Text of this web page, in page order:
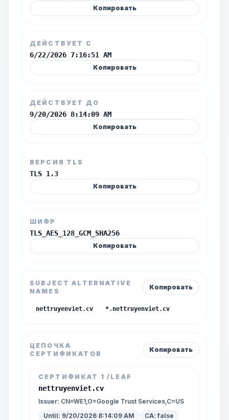
Копировать
ДЕЙСТВУЕТ С
6/22/2026 7:16:51 AM
Копировать
ДЕЙСТВУЕТ ДО
9/20/2026 8:14:09 AM
Копировать
ВЕРСИЯ TLS
TLS 1.3
Копировать
ШИФР
TLS_AES_128_GCM_SHA256
Копировать
SUBJECT ALTERNATIVE
NAMES
Копировать
nettruyenviet.cv *.nettruyenviet.cv
ЦЕПОЧКА
СЕРТИФИКАТОВ
Копировать
СЕРТИФИКАТ 1 /LEAF
nettruyenviet.cv
Issuer: CN=WE1,O=Google Trust Services,C=US
Until: 9/20/2026 8:14:09 AM CA:false